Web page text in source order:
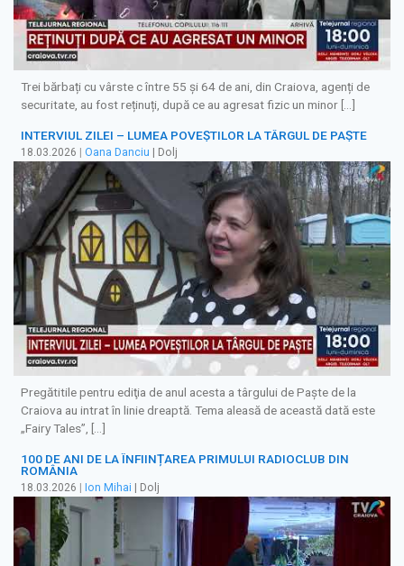
Trei bărbați cu vârste c între 55 și 64 de ani, din Craiova, agenți de
securitate, au fost reținuți, după ce au agresat fizic un minor […]
INTERVIUL ZILEI – LUMEA POVEŞTILOR LA TÂRGUL DE PAŞTE
18.03.2026 Oana Danciu | Dolj
Pregătitile pentru ediţia de anul acesta a târgului de Paște de la
Craiova au intrat în linie dreaptă. Tema aleasă de această dată este
„Fairy Tales”, […]
100 DE ANI DE LA ÎNFIINȚAREA PRIMULUI RADIOCLUB DIN
ROMÂNIA
18.03.2026 Ion Mihai | Dolj